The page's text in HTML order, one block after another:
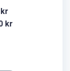
kr